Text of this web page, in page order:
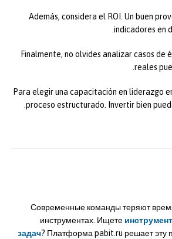
Además, considera el ROI. Un buen
indicadores en
Finalmente, no olvides analizar casos de
reales
Para elegir una capacitación en liderazgo
proceso estructurado. Invertir bien
Современные команды теряют
инструментах. Ищете
задач? Платформа pabit.ru решает эту